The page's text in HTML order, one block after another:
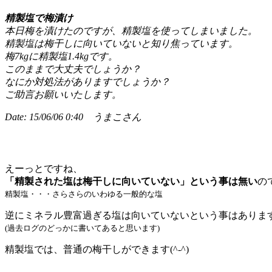
精製塩で梅漬け
本日梅を漬けたのですが、精製塩を使ってしまいました。
精製塩は梅干しに向いていないと知り焦っています。
梅7kgに精製塩1.4kgです。
このままで大丈夫でしょうか？
なにか対処法がありますでしょうか？
ご助言お願いいたします。
Date: 15/06/06 0:40 うまこさん
えーっとですね、
「精製された塩は梅干しに向いていない」という事は無いの
精製塩・・・さらさらのいわゆる一般的な塩
逆にミネラル豊富過ぎる塩は向いていないという事はありま
(過去ログのどっかに書いてあると思います)
精製塩では、普通の梅干しができます(^-^)